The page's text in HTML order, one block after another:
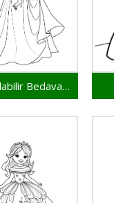
Yazdırılabilir Bedava Prenses